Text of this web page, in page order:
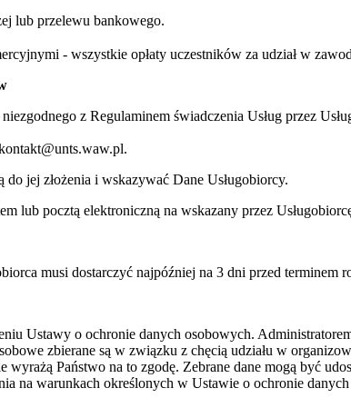
lub przelewu bankowego.
- wszystkie opłaty uczestników za udział w
z Regulaminem świadczenia Usług przez
jej złożenia i wskazywać Dane Usługobiorcy.
lub pocztą elektroniczną na wskazany przez
musi dostarczyć najpóźniej na 3 dni przed terminem
Ustawy o ochronie danych osobowych.
zbierane są w związku z chęcią udziału w
Państwo na to zgodę. Zebrane dane mogą być
na warunkach określonych w Ustawie o ochronie